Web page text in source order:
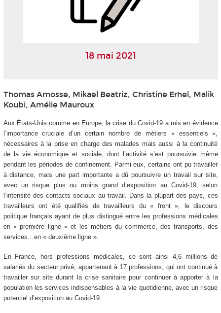
18 mai 2021
Thomas Amosse, Mikael Beatriz, Christine Erhel, Malik
Koubi, Amélie Mauroux
Aux États-Unis comme en Europe, la crise du Covid-19 a mis en évidence
l’importance cruciale d’un certain nombre de métiers « essentiels »,
nécessaires à la prise en charge des malades mais aussi à la continuité
de la vie économique et sociale, dont l’activité s’est poursuivie même
pendant les périodes de confinement. Parmi eux, certains ont pu travailler
à distance, mais une part importante a dû poursuivre un travail sur site,
avec un risque plus ou moins grand d’exposition au Covid-19, selon
l’intensité des contacts sociaux au travail. Dans la plupart des pays, ces
travailleurs ont été qualifiés de travailleurs du « front », le discours
politique français ayant de plus distingué entre les professions médicales
en « première ligne » et les métiers du commerce, des transports, des
services…en « deuxième ligne ».
En France, hors professions médicales, ce sont ainsi 4,6 millions de
salariés du secteur privé, appartenant à 17 professions, qui ont continué à
travailler sur site durant la crise sanitaire pour continuer à apporter à la
population les services indispensables à la vie quotidienne, avec un risque
potentiel d’exposition au Covid-19.